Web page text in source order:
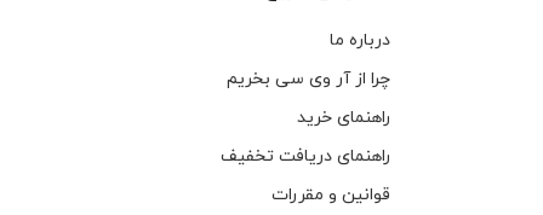
درباره ما
چرا از آر وی سی بخریم
راهنمای خرید
راهنمای دریافت تخفیف
قوانین و مقررات